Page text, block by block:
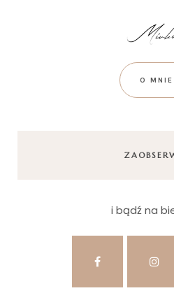
O MNIE
i bądź na